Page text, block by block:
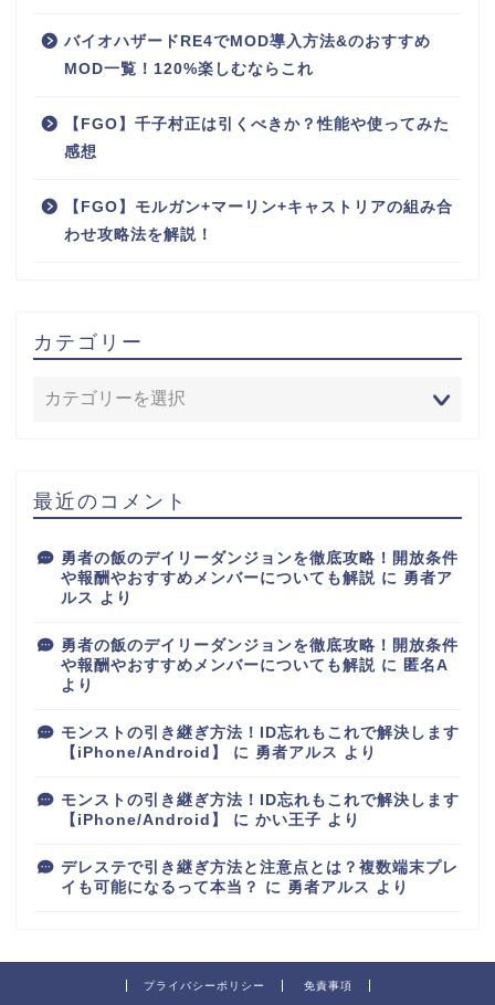
バイオハザードRE4でMOD導入方法&のおすすめ
MOD一覧！120%楽しむならこれ
【FGO】千子村正は引くべきか？性能や使ってみた
感想
【FGO】モルガン+マーリン+キャストリアの組み合
わせ攻略法を解説！
カテゴリー
最近のコメント
勇者の飯のデイリーダンジョンを徹底攻略！開放条件
や報酬やおすすめメンバーについても解説 に 勇者ア
ルス より
勇者の飯のデイリーダンジョンを徹底攻略！開放条件
や報酬やおすすめメンバーについても解説 に 匿名A
より
モンストの引き継ぎ方法！ID忘れもこれで解決します
【iPhone/Android】
に 勇者アルス より
モンストの引き継ぎ方法！ID忘れもこれで解決します
【iPhone/Android】
に かい王子 より
デレステで引き継ぎ方法と注意点とは？複数端末プレ
イも可能になるって本当？
に 勇者アルス より
プライバシーポリシー 免責事項